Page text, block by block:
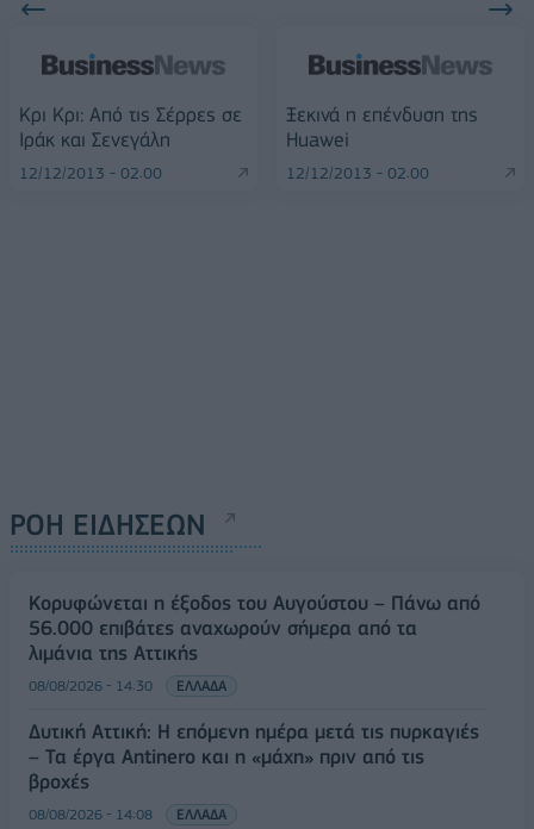
Κρι Κρι: Από τις Σέρρες σε
Ιράκ και Σενεγάλη
12/12/2013 - 02:00
Ξεκινά η επένδυση της
Huawei
12/12/2013 - 02:00
ΡΟΗ ΕΙΔΗΣΕΩΝ
Κορυφώνεται η έξοδος του Αυγούστου – Πάνω από
56.000 επιβάτες αναχωρούν σήμερα από τα
λιμάνια της Αττικής
08/08/2026 - 14:30 ΕΛΛΑΔΑ
Δυτική Αττική: Η επόμενη ημέρα μετά τις πυρκαγιές
– Τα έργα Antinero και η «μάχη» πριν από τις
βροχές
08/08/2026 - 14:08 ΕΛΛΑΔΑ